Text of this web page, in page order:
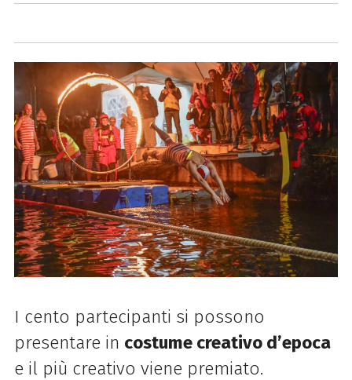
I cento partecipanti si possono
presentare in costume creativo d’epoca
e il più creativo viene premiato.